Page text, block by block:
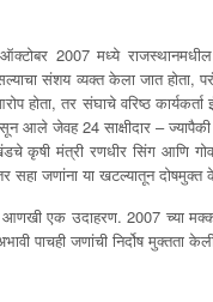
2007 मध्ये
संशय व्यक्त केला जात होता,
होता, तर संघाचे वरिष्ठ
आले जेवह 24 साक्षीदार – ज्यापैकी
कृषी मंत्री रणधीर सिंग आणि
सहा जणांना या खटल्यातून
एक उदाहरण. 2007 च्या
पाचही जणांची निर्दोष मुक्तता